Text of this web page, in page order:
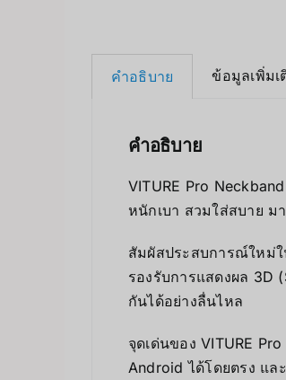
คำอธิบาย ข้อมูลเพิ่มเ
คำอธิบาย
VITURE Pro
หนักเบา สวมใส่สบาย ม
สัมผัสประสบการณ์ใหม่
รองรับการแสดงผล 3D
กันได้อย่างลื่นไหล
จุดเด่นของ VITURE
Android ได้โดยตรง แล